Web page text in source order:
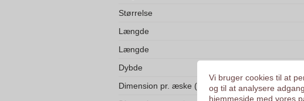
Størrelse
Længde
Længde
Dybde
Dimension pr. æske (højde)
Vi bruger cookies til at
og til at analysere
hjemmeside med vores